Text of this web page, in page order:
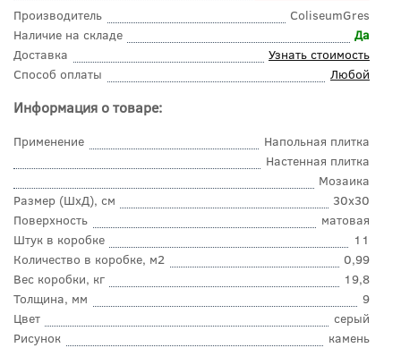
Производитель
ColiseumGres
Наличие на складе
Да
Доставка
Узнать стоимость
Способ оплаты
Любой
Информация о товаре:
Применение
Напольная плитка
Настенная плитка
Мозаика
Размер (ШхД), см
30x30
Поверхность
матовая
Штук в коробке
11
Количество в коробке, м2
0,99
Вес коробки, кг
19,8
Толщина, мм
9
Цвет
серый
Рисунок
камень